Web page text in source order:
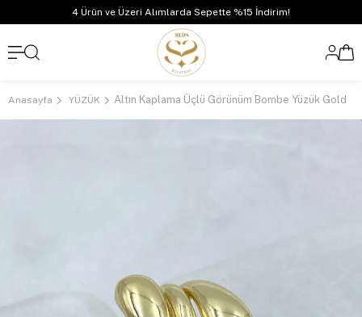
4 Ürün ve Üzeri Alımlarda Sepette %15 İndirim!
Anasayfa YÜZÜK Altın Kaplama Üçlü Görünüm Bombe Yüzük Gold